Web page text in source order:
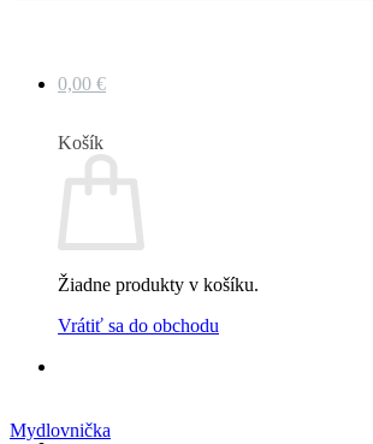
0,00 €
Košík
Žiadne produkty v košíku.
Vrátiť sa do obchodu
Mydlovnička